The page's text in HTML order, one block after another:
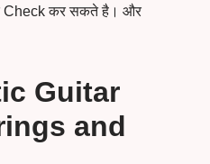
Check कर सकते है। और
Guitar
and